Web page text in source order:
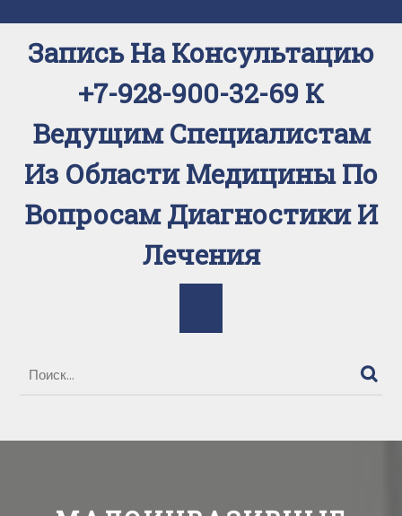
к
содержимому
Запись На Консультацию
+7-928-900-32-69 К
Ведущим Специалистам
Из Области Медицины По
Вопросам Диагностики И
Лечения